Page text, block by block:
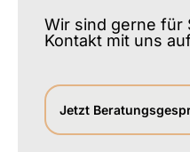
Wir sind gerne für
Kontakt mit uns
Jetzt